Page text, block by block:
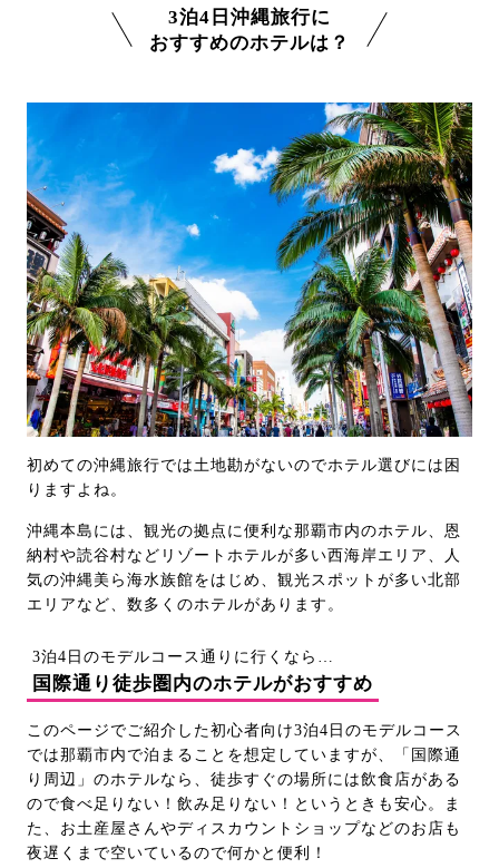
3泊4日沖縄旅行に
おすすめのホテルは？
初めての沖縄旅行では土地勘がないのでホテル選びには困
りますよね。
沖縄本島には、観光の拠点に便利な那覇市内のホテル、恩
納村や読谷村などリゾートホテルが多い西海岸エリア、人
気の沖縄美ら海水族館をはじめ、観光スポットが多い北部
エリアなど、数多くのホテルがあります。
3泊4日のモデルコース通りに行くなら…
国際通り徒歩圏内のホテルがおすすめ
このページでご紹介した初心者向け3泊4日のモデルコース
では那覇市内で泊まることを想定していますが、「国際通
り周辺」のホテルなら、徒歩すぐの場所には飲食店がある
ので食べ足りない！飲み足りない！というときも安心。ま
た、お土産屋さんやディスカウントショップなどのお店も
夜遅くまで空いているので何かと便利！